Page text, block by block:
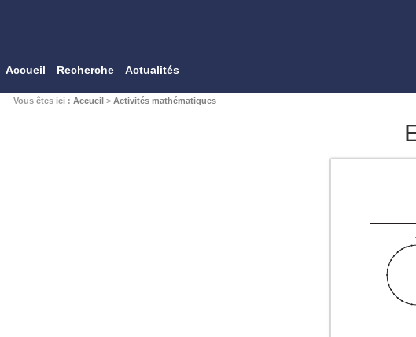
Accueil Recherche Actualités
Vous êtes ici : Accueil> Activités mathématiques